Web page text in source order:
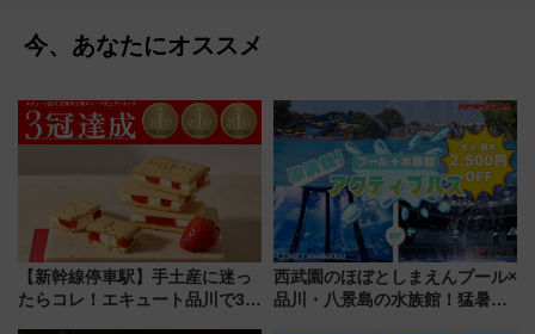
今、あなたにオススメ
【新幹線停車駅】手土産に迷っ
たらコレ！エキュート品川で3年
西武園のほぼとしまえんプール×
品川・八景島の水族館！猛暑を